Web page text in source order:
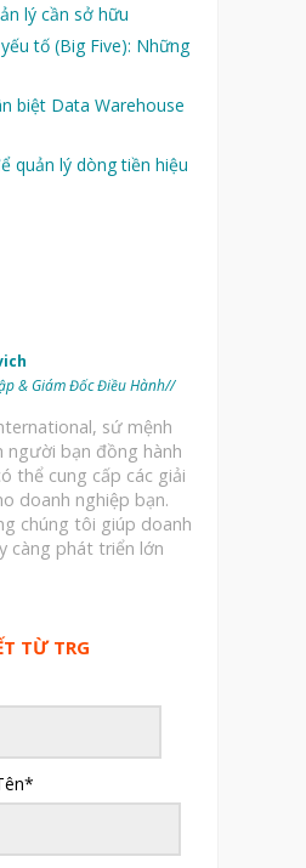
lý cần sở hữu
tố (Big Five): Những
biệt Data Warehouse
quản lý dòng tiền hiệu
& Giám Đốc Điều Hành//
sứ mệnh
người bạn đồng hành
thể cung cấp các giải
doanh nghiệp bạn.
chúng tôi giúp doanh
càng phát triển lớn
TỪ TRG
*